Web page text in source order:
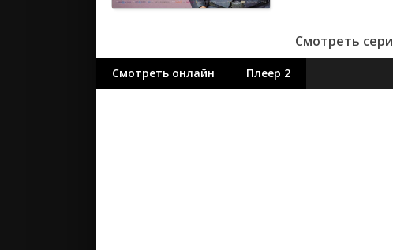
Смотреть
Смотреть онлайн Плеер 2